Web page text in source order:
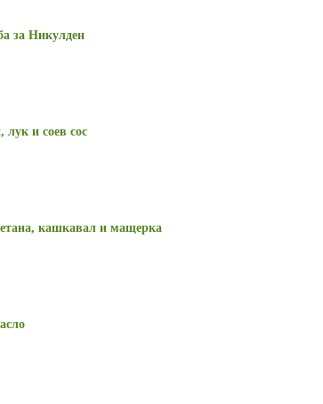
за Никулден
лук и соев сос
кашкавал и мащерка